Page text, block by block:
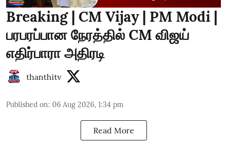
Breaking | CM Vijay | PM Modi |
பரபரப்பான நேரத்தில் CM விஜய்
எதிர்பாரா அதிரடி
thanthitv
Published on: 06 Aug 2026, 1:34 pm
Read More